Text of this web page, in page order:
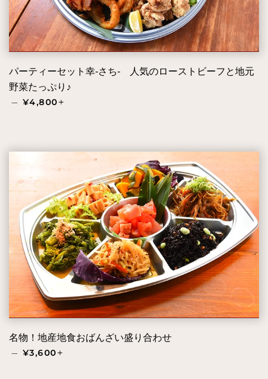
パーティーセット幸-さち- 人気のローストビーフと地元
野菜たっぷり♪
— 通常価格
¥4,800
名物！地産地食おばんざい盛り合わせ
— 通常価格
¥3,600